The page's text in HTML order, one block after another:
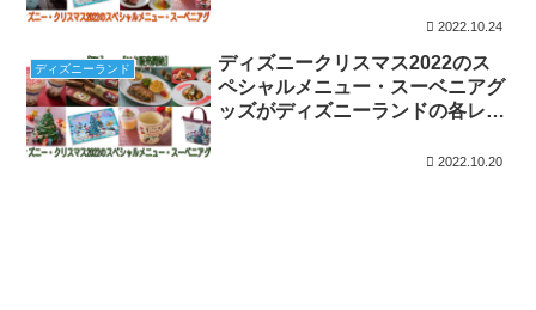
2022.10.24
ディズニーランド
ディズニークリスマス2022のス
ペシャルメニュー・スーベニアグ
ッズがディズニーランドの各レス
2022.10.20